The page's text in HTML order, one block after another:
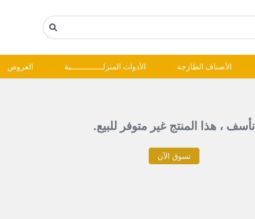
الأصناف الطازجة الأدوات المنزلـــــــــــــية العروض
نأسف ، هذا المنتج غير متوفر للبيع.
تسوق الآن